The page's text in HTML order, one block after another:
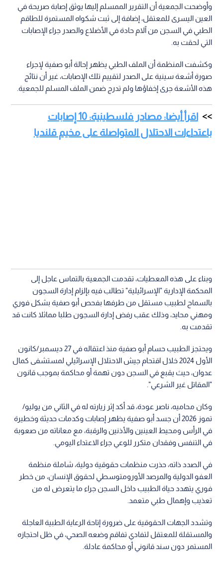
وأوضحت الجمعية أن التقرير الممسلم إليها يوثق إصابة صريحة في
العين اليسرى للمعتقل، إضافة إلى ثبت شكواه المستمرة للطاقم
الطبي في السجن من آلام حادة في الأضلاع والصدر جراء الإصابات
التي لحقت به.
وكشفت المنظمة أن الملف الطبي يظهر إحالة أبو صفية لإجراء
صورة أشعة سينية على الصدر لتقييم تلك الإصابات، غير أن نتائج
هذه الأشعة جرى إخفاؤها ولم تدرج ضمن الملف المسلم للجمعية.
اقرأ أيضا: مصادر فلسطينية: 10 إصابات
باعتداءات الاحتلال المتواصلة على مخيم قلنديا
وبناء على هذه المعطيات، تقدمت الجمعية بالتماس عاجل إلى
المحكمة الإدارية "الإسرائيلية" تطالب فيه بإلزام إدارة السجون
بالسماح لطبيب مستقل من طرفها بفحص أبو صفية بشكل فوري
ومهني محايد، وذلك عقب رفض إدارة السجون طلبا مماثلا كانت قد
تقدمت به.
ويحتجز الطبيب حسام أبو صفية منذ اعتقاله في 27 ديسمبر/كانون
الأول 2024 خلال اقتحام جيش الاحتلال الإسرائيلي لمستشفى كمال
عدوان، حيث يقبع في السجن دون تهمة أو محاكمة بموجب قانون
"المقاتل غير الشرعي".
وكان محاميه، ناصر عودة، قد أكد إثر زيارته له في الثاني من يوليو/
تموز 2026 أن جسد أبو صفية يظهر إصابات وكدمات حديثة وخطيرة
في الرأس ومحيط العينين والأذنين والرقبة، مع معاناته من صعوبة
في التنفس وفقدان متكرر للوعي جراء الاعتداء اليومي.
في الصدد ذاته، حذرت منظمات حقوقية دولية، شاملة منظمة
العفو الدولية والمرصد الأورومتوسطي لحقوق الإنسان، من خطر
فوري يتهدد حياة الطبيب داخل السجن جراء ما يتعرض له من
تعذيب وإهمال طبي متعمد.
وتشدد الجهات الحقوقية على ضرورة إتاحة الرعاية الطبية العاجلة
والمستقلة للمعتقل لتفادي تفاقم وضعه الصحي، في ظل احتجازه
المستمر دون سند قانوني أو محاكمة عادلة.